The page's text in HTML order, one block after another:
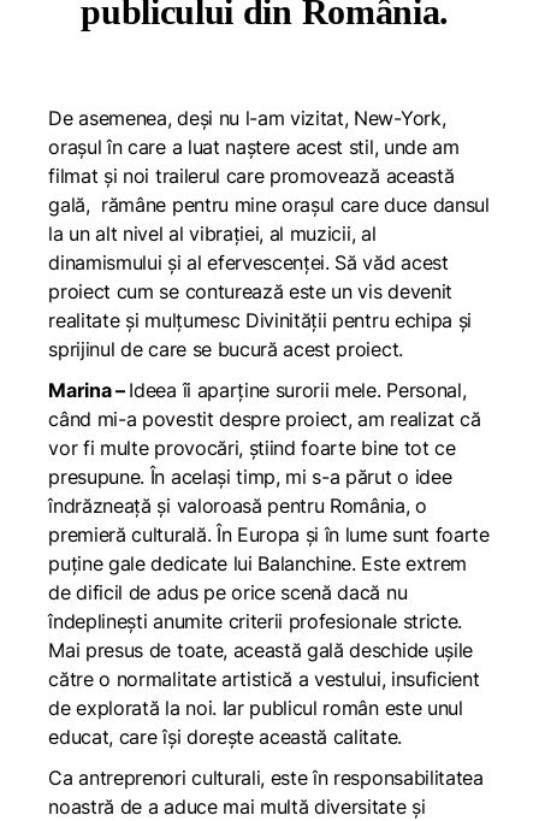
publicului din România.
De asemenea, deși nu l-am vizitat, New-York,
orașul în care a luat naștere acest stil, unde am
filmat și noi trailerul care promovează această
gală, rămâne pentru mine orașul care duce dansul
la un alt nivel al vibrației, al muzicii, al
dinamismului și al efervescenței. Să văd acest
proiect cum se conturează este un vis devenit
realitate și mulțumesc Divinității pentru echipa și
sprijinul de care se bucură acest proiect.
Marina – Ideea îi aparține surorii mele. Personal,
când mi-a povestit despre proiect, am realizat că
vor fi multe provocări, știind foarte bine tot ce
presupune. În același timp, mi s-a părut o idee
îndrăzneață și valoroasă pentru România, o
premieră culturală. În Europa și în lume sunt foarte
puține gale dedicate lui Balanchine. Este extrem
de dificil de adus pe orice scenă dacă nu
îndeplinești anumite criterii profesionale stricte.
Mai presus de toate, această gală deschide ușile
către o normalitate artistică a vestului, insuficient
de explorată la noi. Iar publicul român este unul
educat, care își dorește această calitate.
Ca antreprenori culturali, este în responsabilitatea
noastră de a aduce mai multă diversitate și